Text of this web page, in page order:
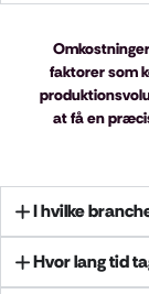
faktorer som
at få en
I hvilke
Hvor lang tid